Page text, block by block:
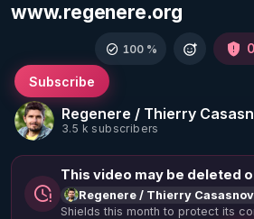
www.regenere.org
Regenere / Thierry
3.5 k subscribers
Subscribe
100 % 0
This video may be deleted
Regenere / Thierry
Shields this month to protect its